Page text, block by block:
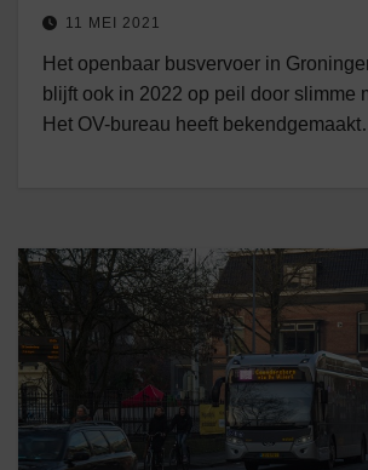
11 MEI 2021
Het openbaar busvervoer in
blijft ook in 2022 op peil door slimme
Het OV-bureau heeft